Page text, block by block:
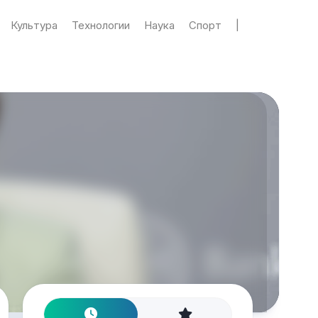
Культура Технологии Наука Спорт